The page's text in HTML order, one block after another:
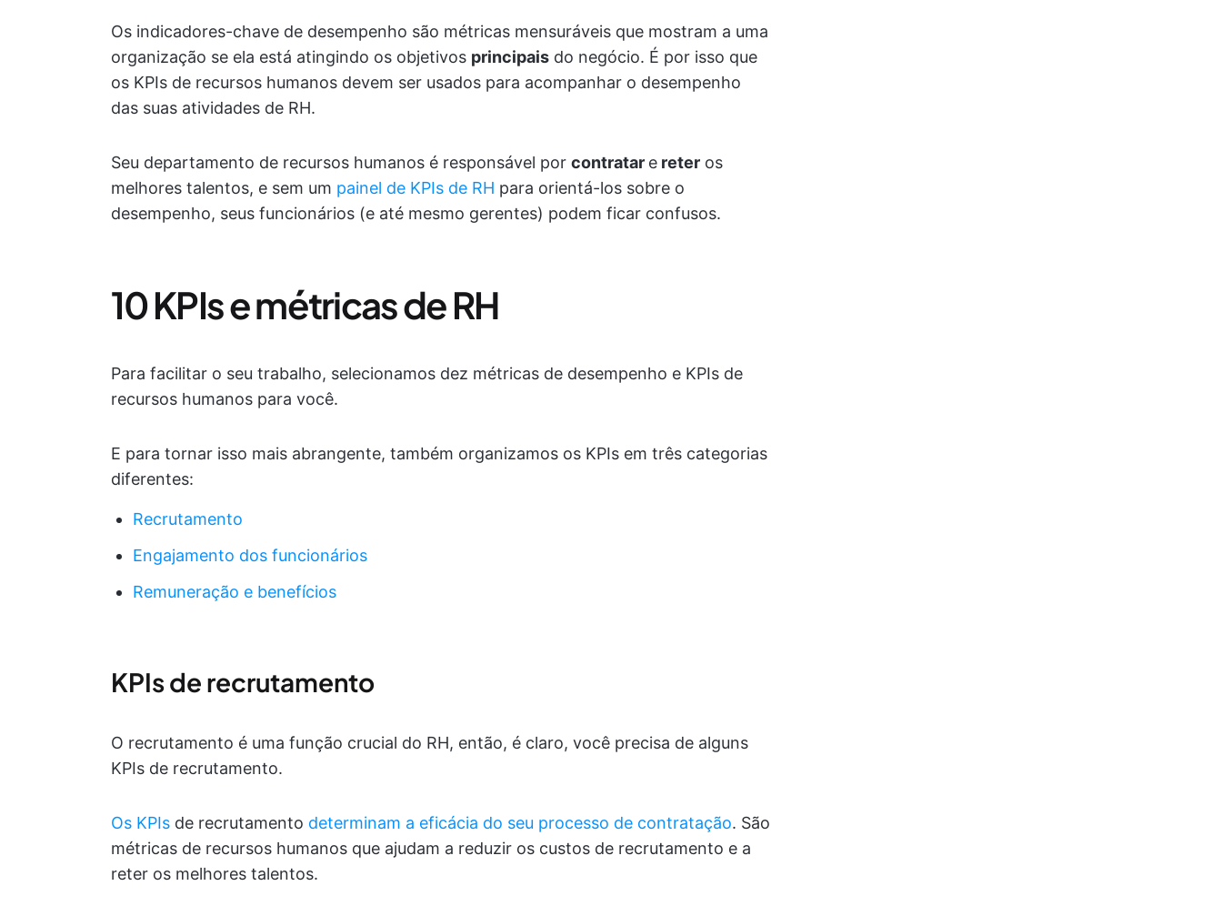
Os indicadores-chave de desempenho são métricas mensuráveis que mostram a uma
organização se ela está atingindo os objetivos principais do negócio. É por isso que
os KPIs de recursos humanos devem ser usados para acompanhar o desempenho
das suas atividades de RH.
Seu departamento de recursos humanos é responsável por contratar e reter os
melhores talentos, e sem um painel de KPIs de RH para orientá-los sobre o
desempenho, seus funcionários (e até mesmo gerentes) podem ficar confusos.
10 KPIs e métricas de RH
Para facilitar o seu trabalho, selecionamos dez métricas de desempenho e KPIs de
recursos humanos para você.
E para tornar isso mais abrangente, também organizamos os KPIs em três categorias
diferentes:
Recrutamento
Engajamento dos funcionários
Remuneração e benefícios
KPIs de recrutamento
O recrutamento é uma função crucial do RH, então, é claro, você precisa de alguns
KPIs de recrutamento.
Os KPIs de recrutamento determinam a eficácia do seu processo de contratação. São
métricas de recursos humanos que ajudam a reduzir os custos de recrutamento e a
reter os melhores talentos.